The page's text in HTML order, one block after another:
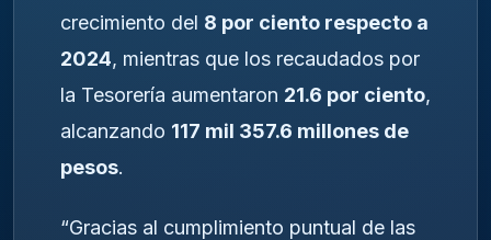
crecimiento del 8 por ciento respecto a
2024, mientras que los recaudados por
la Tesorería aumentaron 21.6 por ciento,
alcanzando 117 mil 357.6 millones de
pesos.
“Gracias al cumplimiento puntual de las